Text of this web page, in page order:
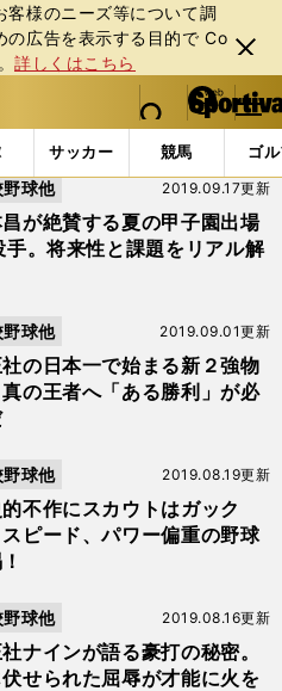
客様のニーズ等について調
の広告を表⽰する⽬的で Co
詳しくはこちら
閉じ
る
web Sportiva (webスポルティーバ)
検索
マイペ
ー
ジ
メニュ
サッカー 競馬 ゴ
ース・ 情報
が絶賛する夏の甲子園出場
手。将来性と課題をリアル解
2019.09.17更新
球他
の日本一で始まる新２強物
の王者へ「ある勝利」が必
2019.09.01更新
球他
不作にスカウトはガック
スピード、パワー偏重の野球
2019.08.19更新
球他
ナインが語る豪打の秘密。
せられた屈辱が才能に火を
2019.08.16更新
球他